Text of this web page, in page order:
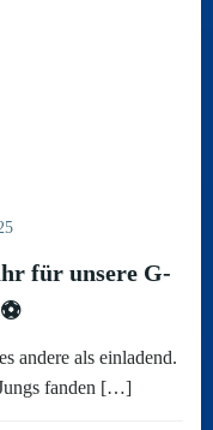
für unsere G-
andere als einladend.
fanden […]